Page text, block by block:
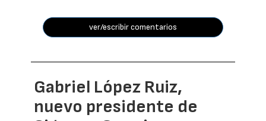
ver/escribir comentarios
Gabriel López Ruiz,
nuevo presidente de